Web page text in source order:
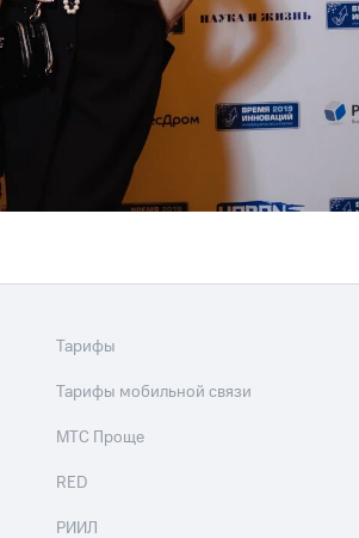
Тарифы
Тарифы мобильной связи
МТС Проще
RED
РИИЛ